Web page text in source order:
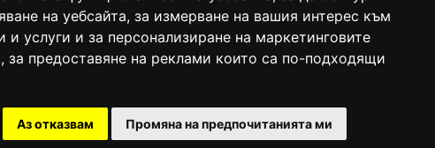
на уебсайта, за измерване на вашия интерес към
и услуги и за персонализиране на маркетинговите
, за предоставяне на реклами които са по-подходящи
Аз отказвам Промяна на предпочитанията ми
ISSN) под номер: ISSN 1312-4722.
47857/11.05.2004 година.